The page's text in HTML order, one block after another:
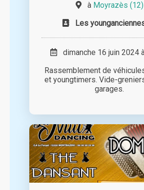
à Moyrazès (12)
Les
dimanche 16 juin 2024
Rassemblement de
et youngtimers. Vide-
garages.